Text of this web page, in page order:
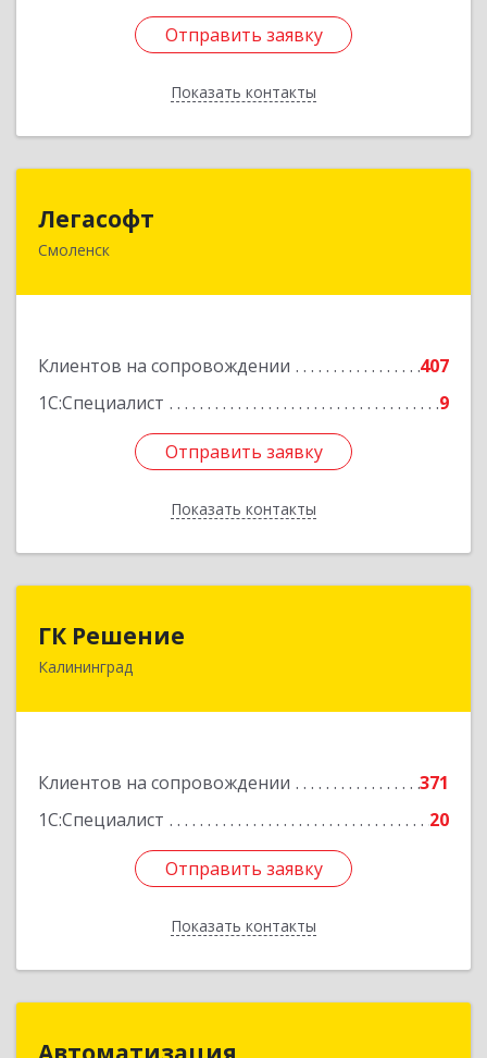
Отправить заявку
Показать контакты
Отправить заявку
Назад
Легасофт
Смоленск
Клиентов на сопровождении
407
1С:Специалист
9
Отправить заявку
Показать контакты
214018, Смоленская обл, Смоленск г, Ново-
Отправить заявку
Назад
ГК Решение
Калининград
Клиентов на сопровождении
371
1С:Специалист
20
Отправить заявку
Показать контакты
236038, Калининградская обл, Калининград г,
Отправить заявку
Назад